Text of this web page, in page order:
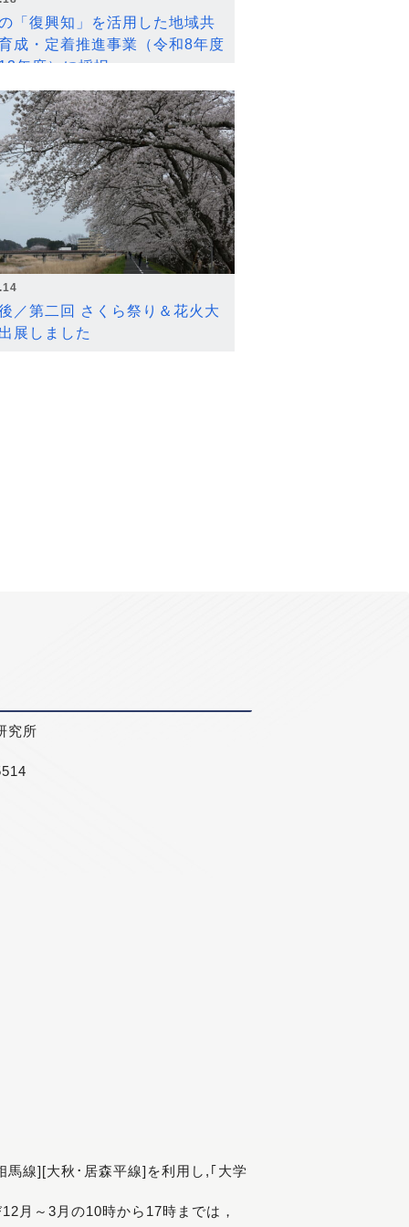
「復興知」を活用した地域共
成・定着推進事業（令和8年度
年度）に採択
／第二回 さくら祭り＆花火大
展しました
究所
線][大秋･居森平線]を利用し,｢大学
月～3月の10時から17時までは，